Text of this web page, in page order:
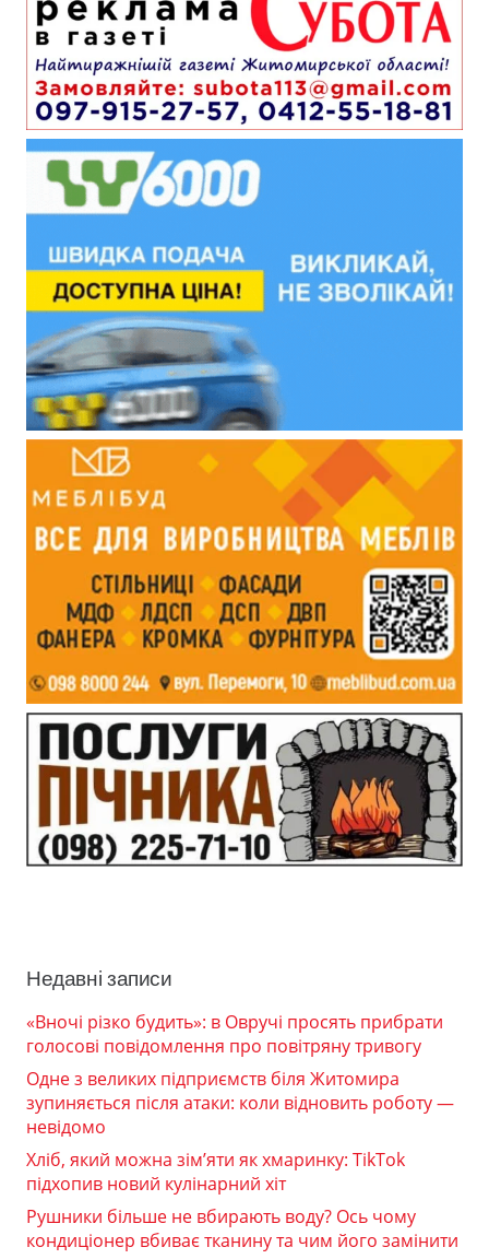
Недавні записи
«Вночі різко будить»: в Овручі просять прибрати
голосові повідомлення про повітряну тривогу
Одне з великих підприємств біля Житомира
зупиняється після атаки: коли відновить роботу —
невідомо
Хліб, який можна зім’яти як хмаринку: TikTok
підхопив новий кулінарний хіт
Рушники більше не вбирають воду? Ось чому
кондиціонер вбиває тканину та чим його замінити